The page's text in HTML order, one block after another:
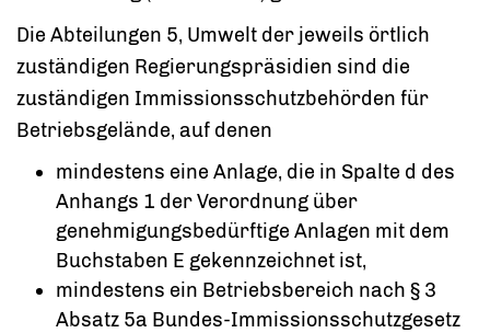
Die Abteilungen 5, Umwelt der jeweils örtlich
zuständigen Regierungspräsidien sind die
zuständigen Immissionsschutzbehörden für
Betriebsgelände, auf denen
mindestens eine Anlage, die in Spalte d des
Anhangs 1 der Verordnung über
genehmigungsbedürftige Anlagen mit dem
Buchstaben E gekennzeichnet ist,
mindestens ein Betriebsbereich nach § 3
Absatz 5a Bundes-Immissionsschutzgesetz